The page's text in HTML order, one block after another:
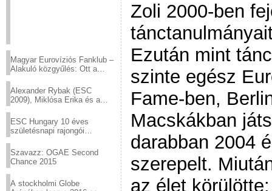
Magyar Eurovíziós Fanklub –
Alakuló közgyűlés: Ott a
Alexander Rybak (ESC
2009), Miklósa Erika és a
sztárjai a Margitszigeten
ESC Hungary 10 éves
születésnapi rajongói
Szavazz: OGAE Second
Chance 2015
A stockholmi Globe
Zoli 2000-ben
Ezután mint
szinte egész
Fame-ben,
Macskákban
darabban 2004
szerepelt.
az élet